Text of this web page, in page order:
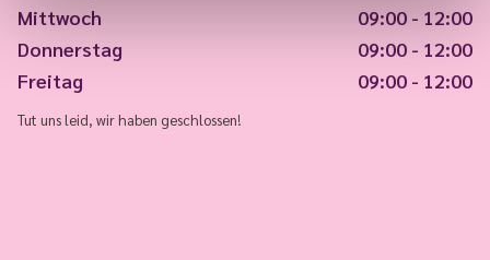
Mittwoch
09:00 - 12:00
Donnerstag
09:00 - 12:00
Freitag
09:00 - 12:00
Tut uns leid, wir haben geschlossen!